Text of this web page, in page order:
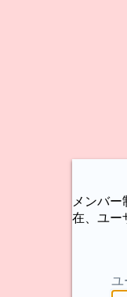
メンバ
在、ユー
ユ